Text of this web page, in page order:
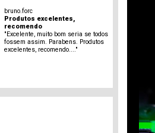
bruno.forc
Produtos excelentes,
recomendo
"Excelente, muito bom seria se todos
fossem assim. Parabens. Produtos
excelentes, recomendo...."